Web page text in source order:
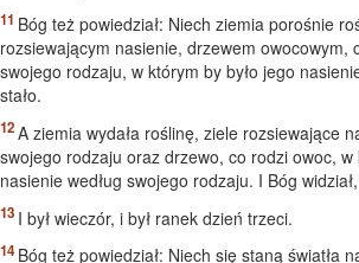
Bóg też powiedział: Niech ziemia porośnie
rozsiewającym nasienie, drzewem owocowym,
swojego rodzaju, w którym by było jego
stało.
A ziemia wydała roślinę, ziele rozsiewające
swojego rodzaju oraz drzewo, co rodzi owoc, w
nasienie według swojego rodzaju. I Bóg
I był wieczór, i był ranek dzień trzeci.
Bóg też powiedział: Niech się staną światła